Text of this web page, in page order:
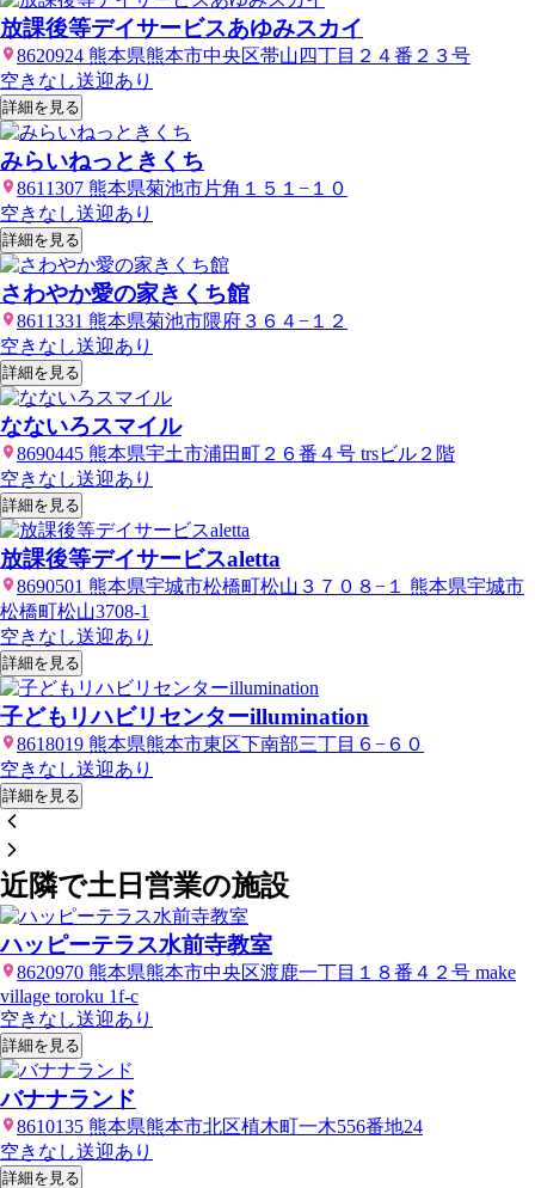
放課後等デイサービスあゆみスカイ
8620924 熊本県熊本市中央区帯山四丁目２４番２３号
空きなし送迎あり
詳細を見る
みらいねっときくち
8611307 熊本県菊池市片角１５１−１０
空きなし送迎あり
詳細を見る
さわやか愛の家きくち館
8611331 熊本県菊池市隈府３６４−１２
空きなし送迎あり
詳細を見る
なないろスマイル
8690445 熊本県宇土市浦田町２６番４号 trsビル２階
空きなし送迎あり
詳細を見る
放課後等デイサービスaletta
8690501 熊本県宇城市松橋町松山３７０８−１ 熊本県宇城市
松橋町松山3708-1
空きなし送迎あり
詳細を見る
子どもリハビリセンターillumination
8618019 熊本県熊本市東区下南部三丁目６−６０
空きなし送迎あり
詳細を見る
近隣で土日営業の施設
ハッピーテラス水前寺教室
8620970 熊本県熊本市中央区渡鹿一丁目１８番４２号 make
village toroku 1f-c
空きなし送迎あり
詳細を見る
バナナランド
8610135 熊本県熊本市北区植木町一木556番地24
空きなし送迎あり
詳細を見る